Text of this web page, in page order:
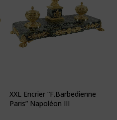
XXL Encrier “F.Barbedienne
Paris” Napoléon III